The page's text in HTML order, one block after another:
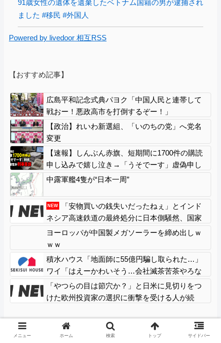
91歳女性の遺体を遺棄したベトナム国籍の男が逮捕され
ました #移民 #外国人
Powered by livedoor 相互RSS
【おすすめ記事】
広島平和記念式典パヨク「中国人民と連帯して
戦おー！悪政高市を打倒するぞー！」
【政治】れいわ新選組、「いのちの党」へ党名
変更
【速報】しんぶん赤旗、短期間に1700件の購読
申し込みで嬉し泣き→「うそでーす」虚偽申し
込みと判明→ 共産党が刑事告訴「厳重な処罰を
中露軍艦4隻が“日本一周”
NEW
「安物買いの銭失いだったねぇ」とインド
ネシア高速鉄道の最終処分に日本側騒然、国家
予算は使わないというと何が財源なんだ？
ヨーロッパが中国製メガソーラーを締め出しｗ
ｗｗ
積水ハウス「地面師に55億円騙し取られた…」
ワイ「はえーかわいそう…会社滅茶苦茶やろな
ぁ」
「やつらの目は節穴か？」と日米に見切りをつ
けた欧州投資家の選択に衝撃を受ける人が続
は……
86:名無しの正義 2025/08/04(月) 15:41:31.17 ID:RPpk1zcc0
メニュー ホーム 検索 トップ サイドバー